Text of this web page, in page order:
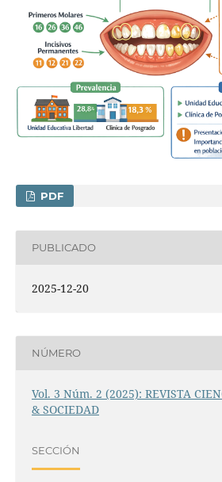
PDF
PUBLICADO
2025-12-20
NÚMERO
Vol. 3 Núm. 2 (2025): REVISTA
& SOCIEDAD
SECCIÓN